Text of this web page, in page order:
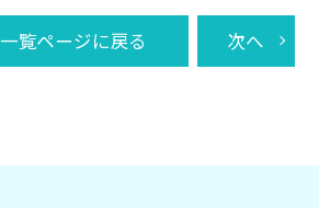
一覧ページに戻る 次へ